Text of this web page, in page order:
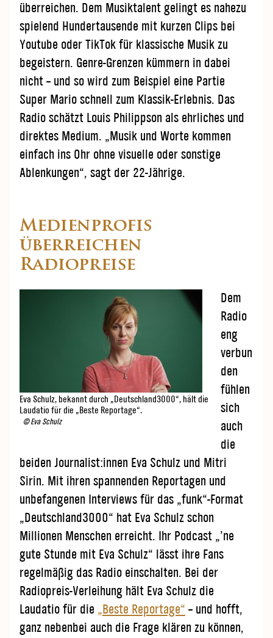
überreichen. Dem Musiktalent gelingt es nahezu
spielend Hundertausende mit kurzen Clips bei
Youtube oder TikTok für klassische Musik zu
begeistern. Genre-Grenzen kümmern in dabei
nicht – und so wird zum Beispiel eine Partie
Super Mario schnell zum Klassik-Erlebnis. Das
Radio schätzt Louis Philippson als ehrliches und
direktes Medium. „Musik und Worte kommen
einfach ins Ohr ohne visuelle oder sonstige
Ablenkungen“, sagt der 22-Jährige.
Medienprofis
überreichen
Radiopreise
Eva Schulz, bekannt durch „Deutschland3000“, hält die
Laudatio für die „Beste Reportage“.
© Eva Schulz
Dem
Radio
eng
verbun
den
fühlen
sich
auch
die
beiden Journalist:innen Eva Schulz und Mitri
Sirin. Mit ihren spannenden Reportagen und
unbefangenen Interviews für das „funk“-Format
„Deutschland3000“ hat Eva Schulz schon
Millionen Menschen erreicht. Ihr Podcast „’ne
gute Stunde mit Eva Schulz“ lässt ihre Fans
regelmäßig das Radio einschalten. Bei der
Radiopreis-Verleihung hält Eva Schulz die
Laudatio für die „Beste Reportage“ – und hofft,
ganz nebenbei auch die Frage klären zu können,